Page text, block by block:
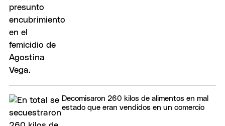
Decomisaron 260 kilos de alimentos en mal
estado que eran vendidos en un comercio